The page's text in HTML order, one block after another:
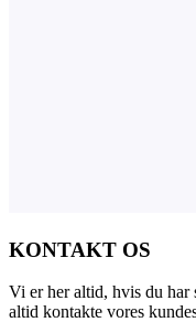
KONTAKT OS
Vi er her altid, hvis du
altid kontakte vores